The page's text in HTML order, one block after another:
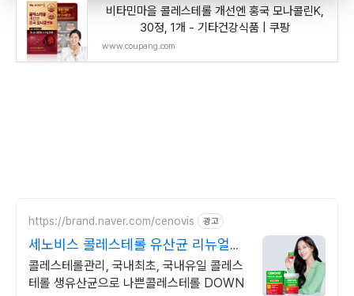
비타민마을 콜레스테롤 개선엔 홍국 모나콜린K,
30정, 1개 - 기타건강식품 | 쿠팡
www.coupang.com
https://brand.naver.com/cenovis 광고
세노비스 콜레스테롤 유산균 리뉴얼
OPEN 프로모션
콜레스테롤관리, 국내최초, 국내유일 콜레스
테롤 생유산균으로 나쁜콜레스테롤 DOWN